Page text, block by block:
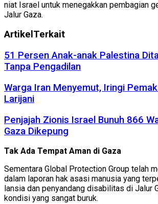
niat Israel untuk menegakkan pembagian
Jalur Gaza.
Artikel Terkait
51 Persen Anak-anak Palestina
Tanpa Pengadilan
Warga Iran Menyemut, Iringi
Larijani
Penjajah Zionis Israel Bunuh 866
Gaza Dikepung
Tak Ada Tempat Aman di Gaza
Sementara Global Protection Group telah
dalam laporan hak asasi manusia yang
lansia dan penyandang disabilitas di Jalur
kondisi yang sangat buruk.